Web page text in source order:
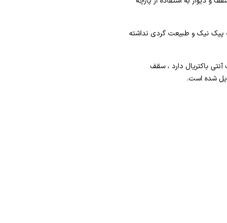
پیک نیک و طبیعت گردی نداشته
باکتریال دارد ، سقف
شده است.